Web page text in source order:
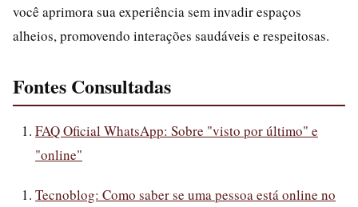
você aprimora sua experiência sem invadir espaços
alheios, promovendo interações saudáveis e respeitosas.
Fontes Consultadas
FAQ Oficial WhatsApp: Sobre "visto por último" e
"online"
Tecnoblog: Como saber se uma pessoa está online no